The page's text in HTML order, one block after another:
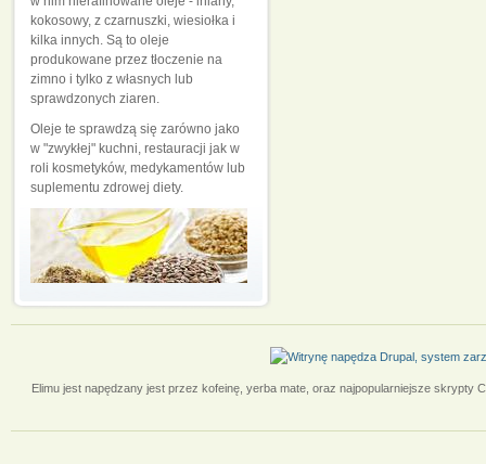
kokosowy, z czarnuszki, wiesiołka i
kilka innych. Są to oleje
produkowane przez tłoczenie na
zimno i tylko z własnych lub
sprawdzonych ziaren.
Oleje te sprawdzą się zarówno jako
w "zwykłej" kuchni, restauracji jak w
roli kosmetyków, medykamentów lub
suplementu zdrowej diety.
Elimu jest napędzany jest przez kofeinę, yerba mate, oraz najpopularniejsze skrypty